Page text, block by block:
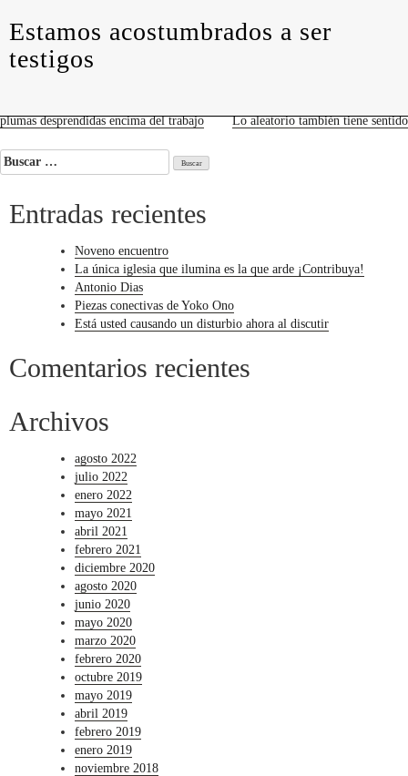
portátiles
contacto
Estamos acostumbrados a ser
testigos
Estamos
Navegación
de
plumas desprendidas encima del trabajo Lo aleatorio también tiene sentido
Buscar:
Entradas recientes
Noveno encuentro
La única iglesia que ilumina es la que arde ¡Contribuya!
Antonio Dias
Piezas conectivas de Yoko Ono
Está usted causando un disturbio ahora al discutir
Comentarios recientes
Archivos
agosto 2022
julio 2022
enero 2022
mayo 2021
abril 2021
febrero 2021
diciembre 2020
agosto 2020
junio 2020
mayo 2020
marzo 2020
febrero 2020
octubre 2019
mayo 2019
abril 2019
febrero 2019
enero 2019
noviembre 2018